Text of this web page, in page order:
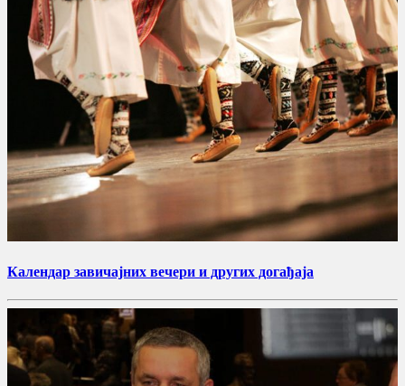
Календар завичајних вечери и других догађаја